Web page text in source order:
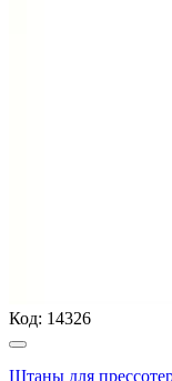
Код: 14326
Штаны для